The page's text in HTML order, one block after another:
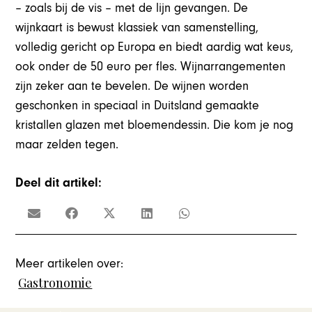
– zoals bij de vis – met de lijn gevangen. De
wijnkaart is bewust klassiek van samenstelling,
volledig gericht op Europa en biedt aardig wat keus,
ook onder de 50 euro per fles. Wijnarrangementen
zijn zeker aan te bevelen. De wijnen worden
geschonken in speciaal in Duitsland gemaakte
kristallen glazen met bloemendessin. Die kom je nog
maar zelden tegen.
Deel dit artikel:
Meer artikelen over:
Gastronomie